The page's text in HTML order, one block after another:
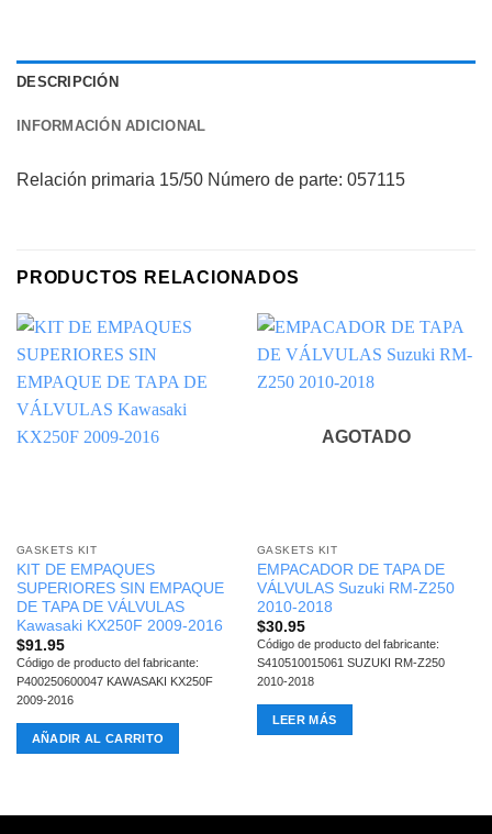
DESCRIPCIÓN
INFORMACIÓN ADICIONAL
Relación primaria 15/50 Número de parte: 057115
PRODUCTOS RELACIONADOS
GASKETS KIT
KIT DE EMPAQUES
SUPERIORES SIN EMPAQUE
DE TAPA DE VÁLVULAS
Kawasaki KX250F 2009-2016
$91.95
Código de producto del fabricante:
P400250600047 KAWASAKI KX250F
2009-2016
AÑADIR AL CARRITO
AGOTADO
GASKETS KIT
EMPACADOR DE TAPA DE
VÁLVULAS Suzuki RM-Z250
2010-2018
$30.95
Código de producto del fabricante:
S410510015061 SUZUKI RM-Z250
2010-2018
LEER MÁS